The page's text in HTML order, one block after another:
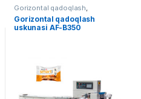
Gorizontal qadoqlash,
Qadoqlash
Gorizontal qadoqlash
uskunasi AF-B350